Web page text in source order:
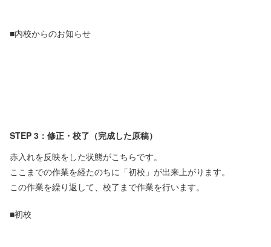
■内校からのお知らせ
STEP 3：修正・校了（完成した原稿）
赤入れを反映をした状態がこちらです。
ここまでの作業を経たのちに「初校」が出来上がります。
この作業を繰り返して、校了まで作業を行います。
■初校